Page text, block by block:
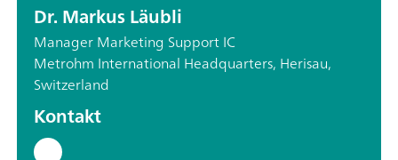
Dr. Markus Läubli
Manager Marketing Support IC
Metrohm International Headquarters, Herisau,
Switzerland
Kontakt